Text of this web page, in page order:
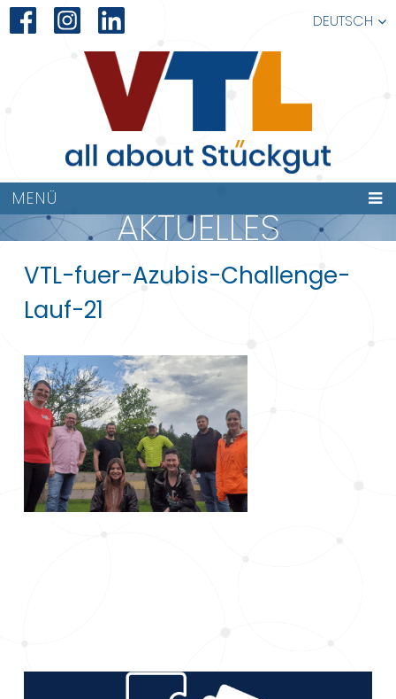
DEUTSCH
MENÜ
AKTUELLES
VTL-fuer-Azubis-Challenge-
Lauf-21